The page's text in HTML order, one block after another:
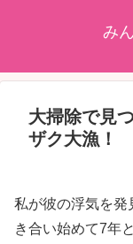
み
大掃除で見
ザク大漁！
私が彼の浮気を発
き合い始めて7年